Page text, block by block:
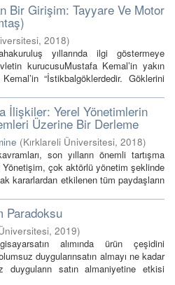
Bir Girişim: Tayyare Ve Motor
, 2018)
yıllarında ilgi göstermeye
kurucusuMustafa Kemal’in yakın
“İstikbalgöklerdedir. Göklerini
İlişkiler: Yerel Yönetimlerin
Üzerine Bir Derleme
(Kırklareli Üniversitesi, 2018)
son yılların önemli tartışma
Yönetişim, çok aktörlü yönetim şeklinde
kararlardan etkilenen tüm paydaşların
Paradoksu
, 2019)
alımında ürün çeşidini
duygularınsatın almayı ne kadar
duyguların satın almaniyetine etkisi